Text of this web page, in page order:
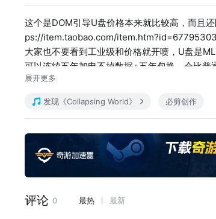
这个是DOM引导U盘价格本来就比较高，而且
ps://item.taobao.com/
大家也不要看到工业级和价格就开喷，U盘是
可以连续五年加电不掉数据+五年包换，会比
是为了防尘防水防静电，难道要做成DIY手工
，这个容量的芯片速度也达不到USB2.0上限
100892
展开更多
发现《Collapsing World》 必剪创作